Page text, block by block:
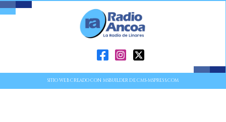
SITIO WEB CREADO CON MSBUILDER DE CMS-MSPRESS.COM